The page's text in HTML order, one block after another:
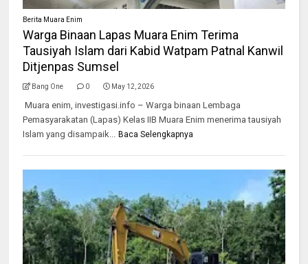
Berita Muara Enim
Warga Binaan Lapas Muara Enim Terima
Tausiyah Islam dari Kabid Watpam Patnal Kanwil
Ditjenpas Sumsel
Bang One 0 May 12, 2026
Muara enim, investigasi.info – Warga binaan Lembaga
Pemasyarakatan (Lapas) Kelas IIB Muara Enim menerima tausiyah
Islam yang disampaik...
Baca Selengkapnya